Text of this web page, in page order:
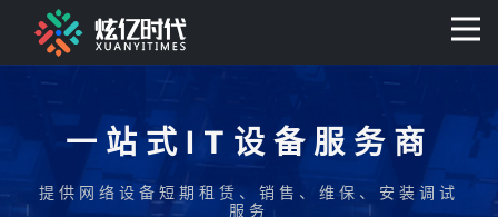
一站式IT设备服务商
提供网络设备短期租赁、销售、维保、安装调试
服务